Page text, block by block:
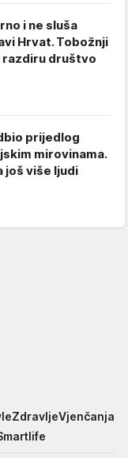
i ne sluša
Hrvat. Tobožnji
razdiru društvo
prijedlog
mirovinama.
još više ljudi
ZdravljeVjenčanja